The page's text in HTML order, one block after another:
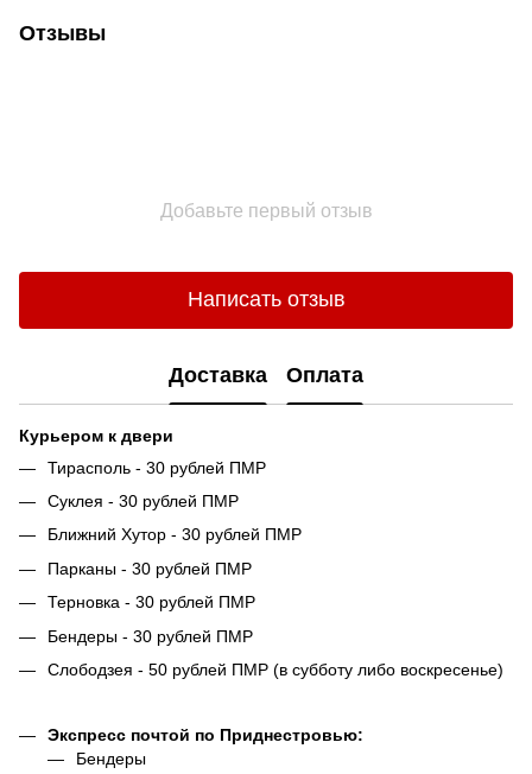
Отзывы
Добавьте первый отзыв
Написать отзыв
Доставка Оплата
Курьером к двери
Тирасполь - 30 рублей ПМР
Суклея - 30 рублей ПМР
Ближний Хутор - 30 рублей ПМР
Парканы - 30 рублей ПМР
Терновка - 30 рублей ПМР
Бендеры - 30 рублей ПМР
Слободзея - 50 рублей ПМР (в субботу либо воскресенье)
Экспресс почтой по Приднестровью:
Бендеры